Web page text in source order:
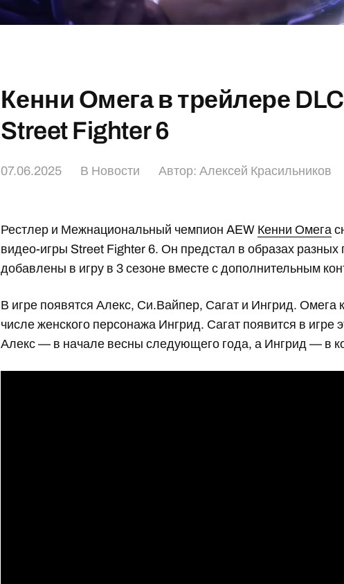
Кенни Омега в трейлере
Street Fighter 6
07.06.2025 В Новости Автор:Алексей Красильников
Рестлер и Межнациональный чемпион AEW Кенни Омега
видео-игры Street Fighter 6. Он предстал в образах разных
добавлены в игру в 3 сезоне вместе с дополнительным
В игре появятся Алекс, Си.Вайпер, Сагат и Ингрид. Омега
числе женского персонажа Ингрид. Сагат появится в
Алекс — в начале весны следующего года, а Ингрид — в